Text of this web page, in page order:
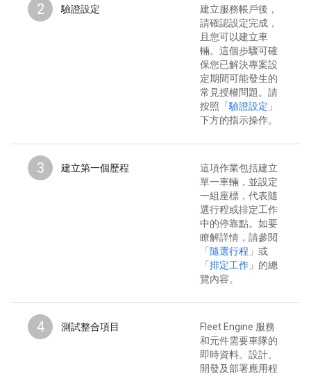
2 驗證設定
建立服務帳戶後，
請確認設定完成，
且您可以建立車
輛。這個步驟可確
保您已解決專案設
定期間可能發生的
常見授權問題。請
按照「驗證設定 」
下方的指示操作。
3 建立第一個歷程
這項作業包括建立
單一車輛，並設定
一組座標，代表隨
選行程或排定工作
中的停靠點。如要
瞭解詳情，請參閱
「 隨選行程 」或
「 排定工作 」的總
覽內容。
4 測試整合項目
Fleet Engine 服務
和元件需要車隊的
即時資料。設計、
開發及部署應用程